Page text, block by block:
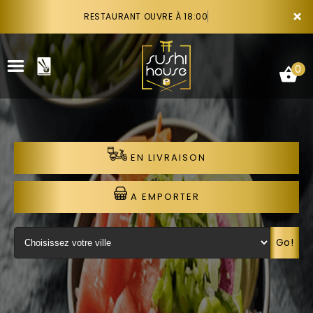
×
RESTAURANT OUVRE À 18:00
VOTRE COMPTE
NOTRE RESTAURANT
VOS AVIS
0
EN LIVRAISON
A EMPORTER
Go!